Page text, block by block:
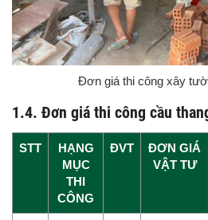
Đơn giá thi công xây
1.4. Đơn giá thi công cầu
STT
HẠNG
MỤC
THI
CÔNG
ĐVT
ĐƠN GIÁ
VẬT TƯ